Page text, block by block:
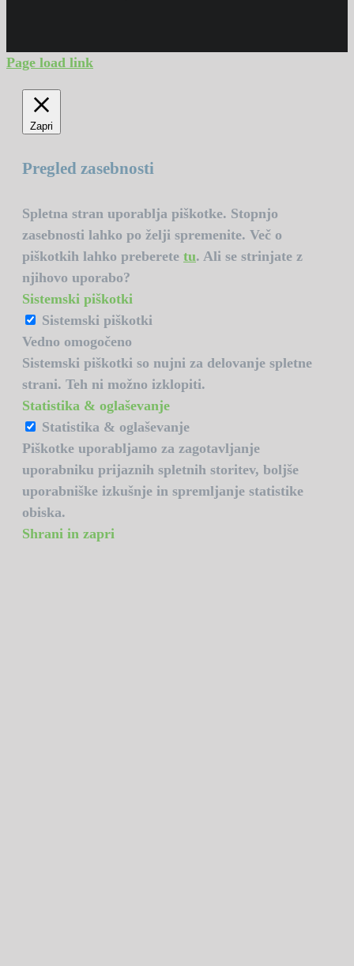
Page load link
Zapri
Pregled zasebnosti
Spletna stran uporablja piškotke. Stopnjo
zasebnosti lahko po želji spremenite. Več o
piškotkih lahko preberete tu. Ali se strinjate z
njihovo uporabo?
Sistemski piškotki
Sistemski piškotki
Vedno omogočeno
Sistemski piškotki so nujni za delovanje spletne
strani. Teh ni možno izklopiti.
Statistika & oglaševanje
Statistika & oglaševanje
Piškotke uporabljamo za zagotavljanje
uporabniku prijaznih spletnih storitev, boljše
uporabniške izkušnje in spremljanje statistike
obiska.
Shrani in zapri